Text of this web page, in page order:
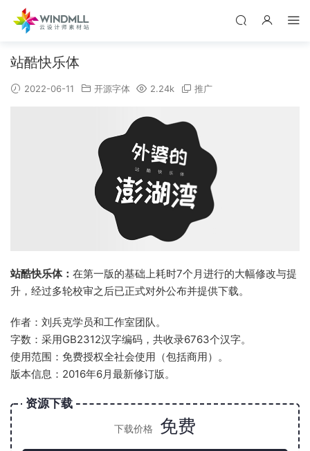
站酷快乐体
2022-06-11 开源字体 2.24k 推广
站酷快乐体： 在第一版的基础上耗时7个月进行的大幅修改与提
升，经过多轮校审之后已正式对外公布并提供下载。
作者：刘兵克学员和工作室团队。
字数：采用GB2312汉字编码，共收录6763个汉字。
使用范围：免费授权全社会使用（包括商用）。
版本信息：2016年6月最新修订版。
资源下载
下载价格 免费